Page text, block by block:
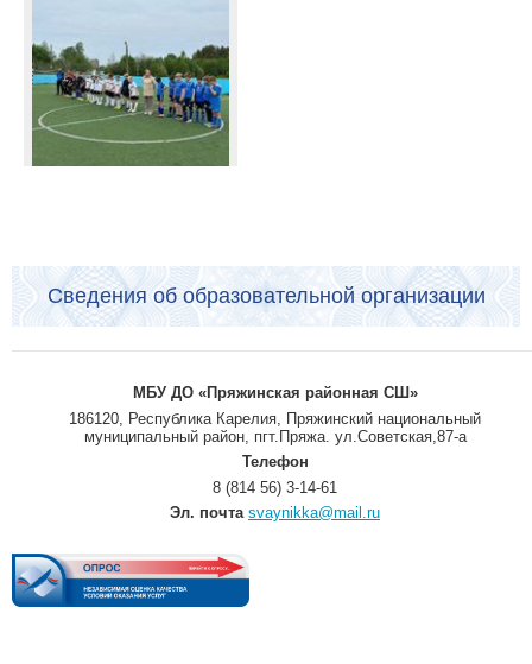
Сведения об образовательной организации
МБУ ДО «Пряжинская районная СШ»
186120, Республика Карелия, Пряжинский национальный
муниципальный район, пгт.Пряжа. ул.Советская,87-а
Телефон
8 (814 56) 3-14-61
Эл. почта svaynikka@mail.ru